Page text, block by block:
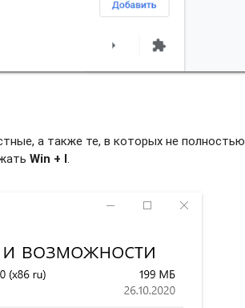
а также те, в которых не полностью
Win + I